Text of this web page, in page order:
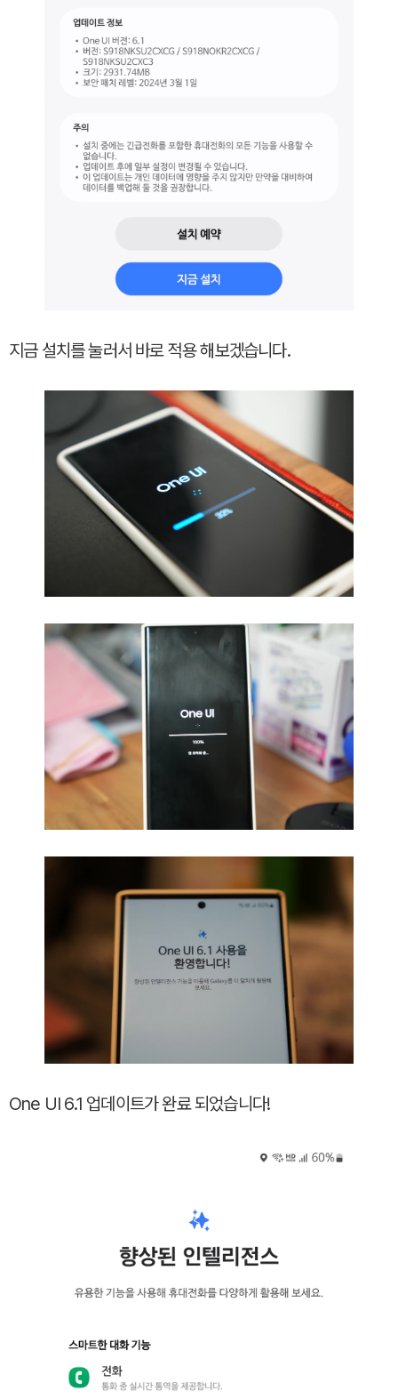
지금 설치를 눌러서 바로 적용 해보겠습니다.
One UI 6.1 업데이트가 완료 되었습니다!